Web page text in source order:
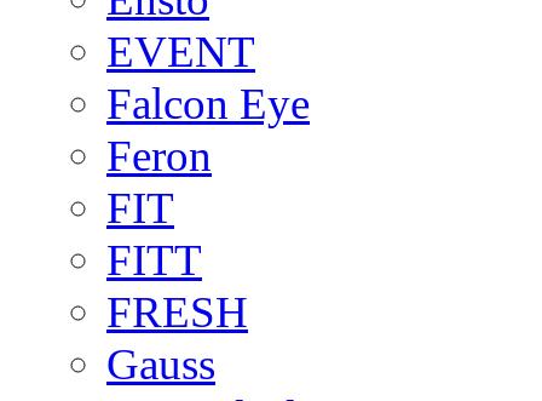
EVENT
Falcon Eye
Feron
FIT
FITT
FRESH
Gauss